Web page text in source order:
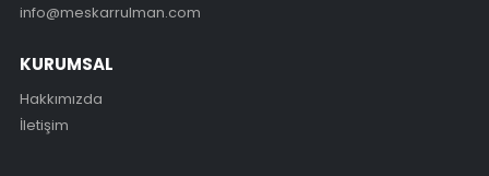
info@meskarrulman.com
KURUMSAL
Hakkımızda
İletişim